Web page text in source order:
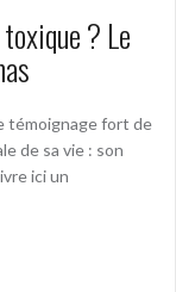
? Le
témoignage fort de
de sa vie : son
ici un